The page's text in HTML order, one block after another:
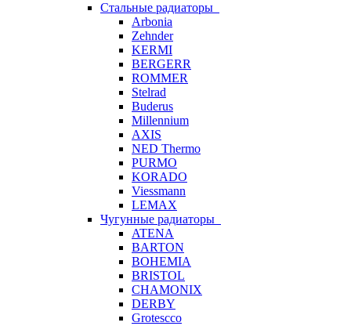
Стальные радиаторы
Arbonia
Zehnder
KERMI
BERGERR
ROMMER
Stelrad
Buderus
Millennium
AXIS
NED Thermo
PURMO
KORADO
Viessmann
LEMAX
Чугунные радиаторы
ATENA
BARTON
BOHEMIA
BRISTOL
CHAMONIX
DERBY
Grotescco